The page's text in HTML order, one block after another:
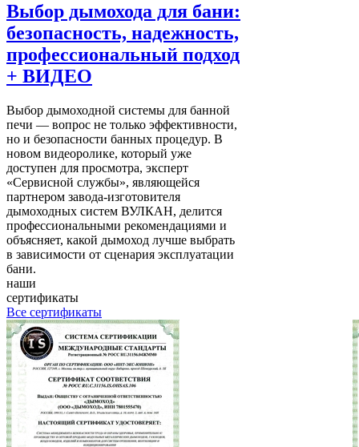
Выбор дымохода для бани:
безопасность, надежность,
профессиональный подход
+ ВИДЕО
Выбор дымоходной системы для банной
печи — вопрос не только эффективности,
но и безопасности банных процедур. В
новом видеоролике, который уже
доступен для просмотра, эксперт
«Сервисной службы», являющейся
партнером завода-изготовителя
дымоходных систем ВУЛКАН, делится
профессиональными рекомендациями и
объясняет, какой дымоход лучше выбрать
в зависимости от сценария эксплуатации
бани.
наши
сертификаты
Все сертификаты